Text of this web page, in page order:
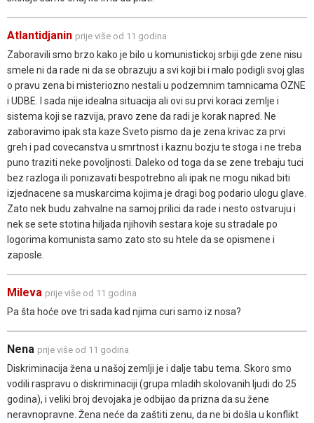
Atlantidjanin prije više od 11 godina
Zaboravili smo brzo kako je bilo u komunistickoj srbiji gde zene nisu
smele ni da rade ni da se obrazuju a svi koji bi i malo podigli svoj glas
o pravu zena bi misteriozno nestali u podzemnim tamnicama OZNE
i UDBE. I sada nije idealna situacija ali ovi su prvi koraci zemlje i
sistema koji se razvija, pravo zene da radi je korak napred. Ne
zaboravimo ipak sta kaze Sveto pismo da je zena krivac za prvi
greh i pad covecanstva u smrtnost i kaznu bozju te stoga i ne treba
puno traziti neke povoljnosti. Daleko od toga da se zene trebaju tuci
bez razloga ili ponizavati bespotrebno ali ipak ne mogu nikad biti
izjednacene sa muskarcima kojima je dragi bog podario ulogu glave.
Zato nek budu zahvalne na samoj prilici da rade i nesto ostvaruju i
nek se sete stotina hiljada njihovih sestara koje su stradale po
logorima komunista samo zato sto su htele da se opismene i
zaposle.
Mileva prije više od 11 godina
Pa šta hoće ove tri sada kad njima curi samo iz nosa?
Nena prije više od 11 godina
Diskriminacija žena u našoj zemlji je i dalje tabu tema. Skoro smo
vodili raspravu o diskriminaciji (grupa mladih skolovanih ljudi do 25
godina), i veliki broj devojaka je odbijao da prizna da su žene
neravnopravne. Žena neće da zaštiti zenu, da ne bi došla u konflikt